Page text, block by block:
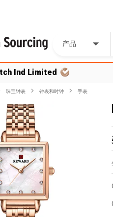
产品
Ind Limited
珠宝钟表 钟表和时钟 手表